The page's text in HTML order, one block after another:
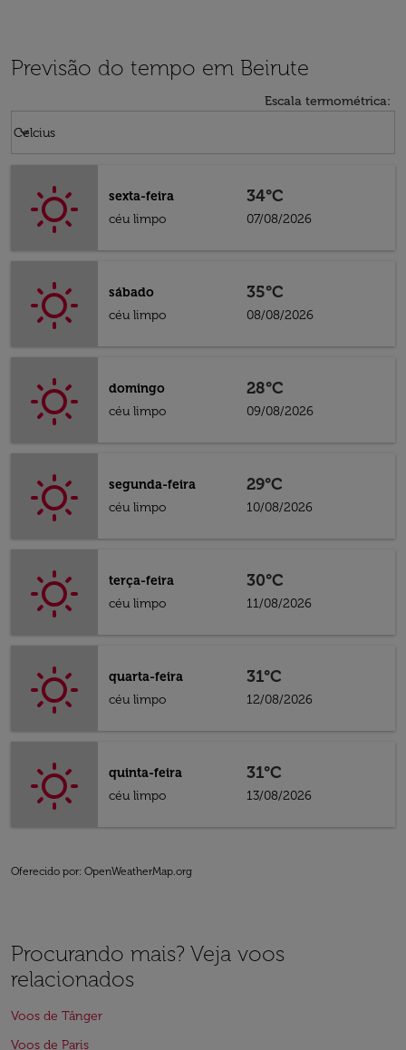
Previsão do tempo em Beirute
Escala termométrica:
Celcius
keyboard_arrow_down
sexta-feira
céu limpo
34°C
07/08/2026
sábado
céu limpo
35°C
08/08/2026
domingo
céu limpo
28°C
09/08/2026
segunda-feira
céu limpo
29°C
10/08/2026
terça-feira
céu limpo
30°C
11/08/2026
quarta-feira
céu limpo
31°C
12/08/2026
quinta-feira
céu limpo
31°C
13/08/2026
Oferecido por: OpenWeatherMap.org
Procurando mais? Veja voos
relacionados
Voos de Tânger
Voos de Paris